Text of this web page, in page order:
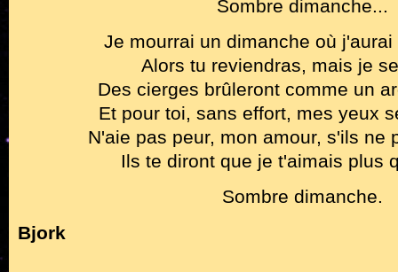
Sombre dimanche...
Je mourrai un dimanche où
Alors tu reviendras, mais je
Des cierges brûleront comme un
Et pour toi, sans effort, mes yeux
N'aie pas peur, mon amour, s'ils ne
Ils te diront que je t'aimais plus
Sombre dimanche.
Bjork